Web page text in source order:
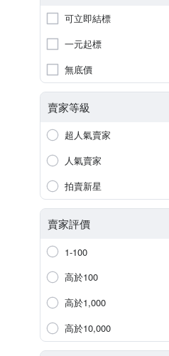
可立即結標
一元起標
無底價
賣家等級
超人氣賣家
人氣賣家
拍賣新星
賣家評價
1-100
高於100
高於1,000
高於10,000